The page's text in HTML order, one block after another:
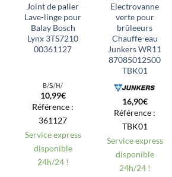
Joint de palier
Lave-linge pour
Balay Bosch
Lynx 3TS7210
00361127
10,99€
Référence :
361127
Service express
disponible
24h/24 !
Electrovanne
verte pour
brûleeurs
Chauffe-eau
Junkers WR11
87085012500
TBK01
16,90€
Référence :
TBK01
Service express
disponible
24h/24 !